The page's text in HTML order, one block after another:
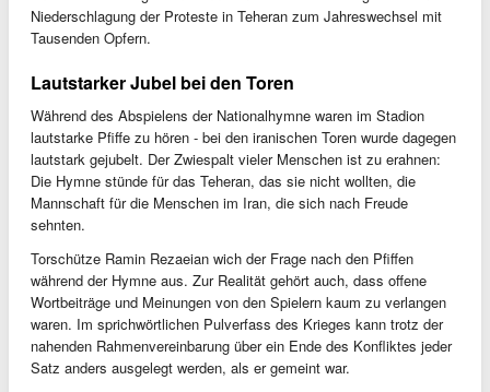
Niederschlagung der Proteste in Teheran zum Jahreswechsel mit
Tausenden Opfern.
Lautstarker Jubel bei den Toren
Während des Abspielens der Nationalhymne waren im Stadion
lautstarke Pfiffe zu hören - bei den iranischen Toren wurde dagegen
lautstark gejubelt. Der Zwiespalt vieler Menschen ist zu erahnen:
Die Hymne stünde für das Teheran, das sie nicht wollten, die
Mannschaft für die Menschen im Iran, die sich nach Freude
sehnten.
Torschütze Ramin Rezaeian wich der Frage nach den Pfiffen
während der Hymne aus. Zur Realität gehört auch, dass offene
Wortbeiträge und Meinungen von den Spielern kaum zu verlangen
waren. Im sprichwörtlichen Pulverfass des Krieges kann trotz der
nahenden Rahmenvereinbarung über ein Ende des Konfliktes jeder
Satz anders ausgelegt werden, als er gemeint war.